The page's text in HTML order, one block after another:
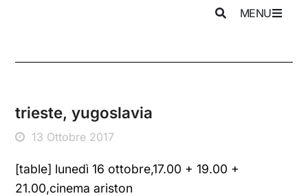
MENU
trieste, yugoslavia
13 Ottobre 2017
[table] lunedì 16 ottobre,17.00 + 19.00 +
21.00,cinema ariston